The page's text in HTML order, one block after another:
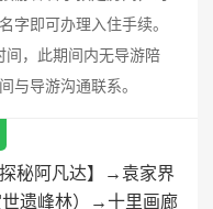
字即可办理入住手续。
间，此期间内无导游陪
与导游沟通联系。
秘阿凡达】→袁家界
世遗峰林）→十里画廊